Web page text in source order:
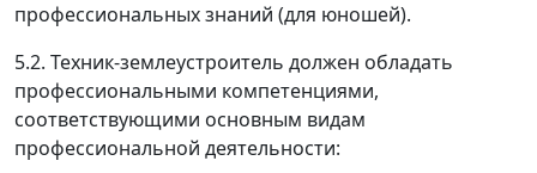
профессиональных знаний (для юношей).
5.2. Техник-землеустроитель должен обладать
профессиональными компетенциями,
соответствующими основным видам
профессиональной деятельности: